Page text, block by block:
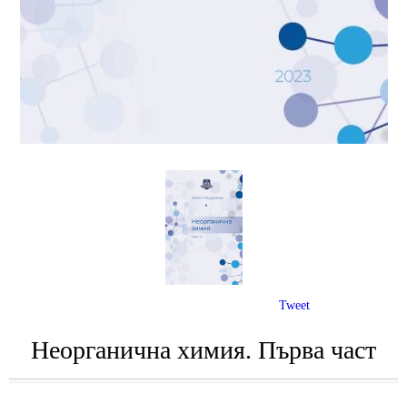
Неорганична химия. Първа част
Tweet